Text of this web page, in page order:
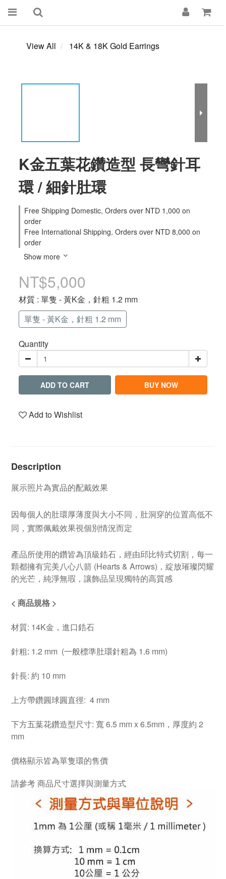
View All 14K & 18K Gold Earrings
K金五葉花鑽造型 長彎針耳
環 / 細針肚環
Free Shipping Domestic, Orders over NTD 1,000 on
order
Free International Shipping, Orders over NTD 8,000 on
order
Show more
NT$5,000
材質 : 單隻 - 黃K金，針粗 1.2 mm
單隻 - 黃K金，針粗 1.2 mm
Quantity
ADD TO CART BUY NOW
Add to Wishlist
Description
展示照片為實品的配戴效果
因每個人的肚環厚薄度與大小不同，肚洞穿的位置高低不
同，實際佩戴效果視個別情況而定
產品所使用的鑽皆為頂級鋯石，經由邱比特式切割，每一
顆都擁有完美八心八箭 (Hearts & Arrows)，綻放璀璨閃耀
的光芒，純淨無瑕，讓飾品呈現獨特的高質感
< 商品規格 >
材質: 14K金，進口鋯石
針粗: 1.2 mm (一般標準肚環針粗為 1.6 mm)
針長: 約 10 mm
上方帶鑽圓球圓直徑: 4 mm
下方五葉花鑽造型尺寸: 寬 6.5 mm x 6.5mm，厚度約 2
mm
價格顯示皆為單隻環的售價
請參考商品尺寸選擇與測量方式